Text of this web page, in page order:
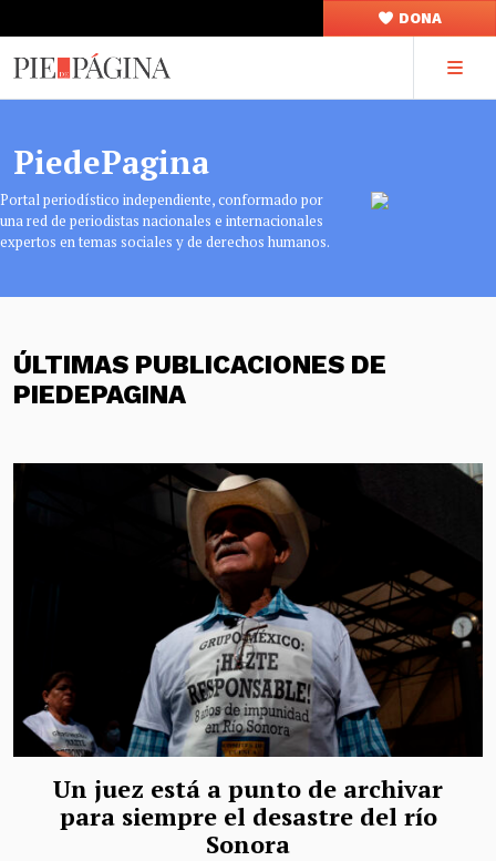
DONA
PiedePagina
Portal periodístico independiente, conformado por
una red de periodistas nacionales e internacionales
expertos en temas sociales y de derechos humanos.
ÚLTIMAS PUBLICACIONES DE
PIEDEPAGINA
Un juez está a punto de archivar
para siempre el desastre del río
Sonora